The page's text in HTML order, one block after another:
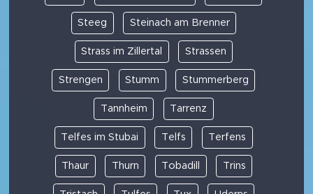
Steeg Steinach am Brenner
Strass im Zillertal Strassen
Strengen Stumm Stummerberg
Tannheim Tarrenz
Telfes im Stubai Telfs Terfens
Thaur Thurn Tobadill Trins